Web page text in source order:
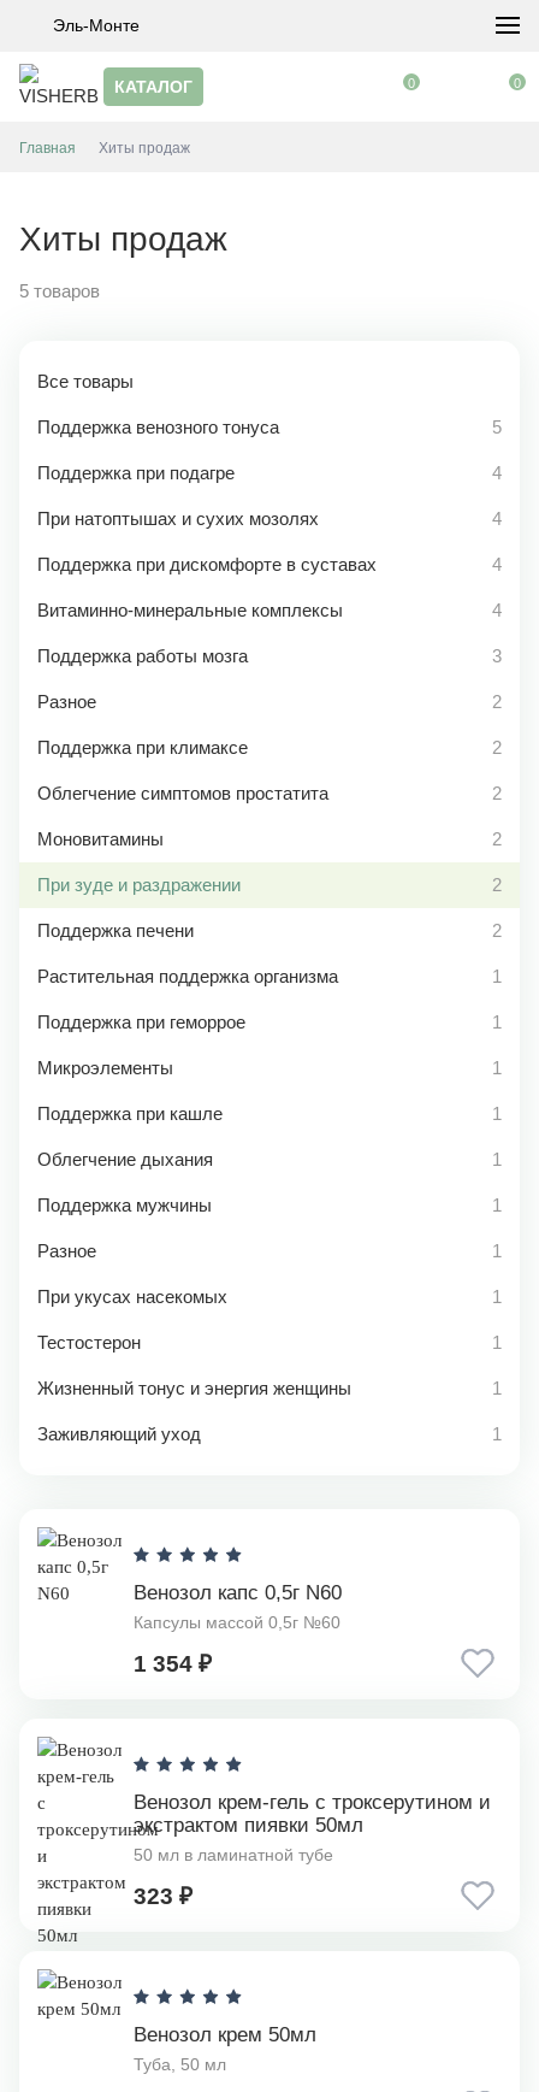
Эль-Монте
КАТАЛОГ 0 0
Главная Хиты продаж
Хиты продаж
5 товаров
Венозол капс 0,5г N60
Капсулы массой 0,5г №60
1 354 ₽
Венозол крем-гель с троксерутином и
экстрактом пиявки 50мл
50 мл в ламинатной тубе
323 ₽
Венозол крем 50мл
Туба, 50 мл
Все товары
Поддержка венозного тонуса 5
Поддержка при подагре 4
При натоптышах и сухих мозолях 4
Поддержка при дискомфорте в суставах 4
Витаминно-минеральные комплексы 4
Поддержка работы мозга 3
Разное 2
Поддержка при климаксе 2
Облегчение симптомов простатита 2
Моновитамины 2
При зуде и раздражении 2
Поддержка печени 2
Растительная поддержка организма 1
Поддержка при геморрое 1
Микроэлементы 1
Поддержка при кашле 1
Облегчение дыхания 1
Поддержка мужчины 1
Разное 1
При укусах насекомых 1
Тестостерон 1
Жизненный тонус и энергия женщины 1
Заживляющий уход 1